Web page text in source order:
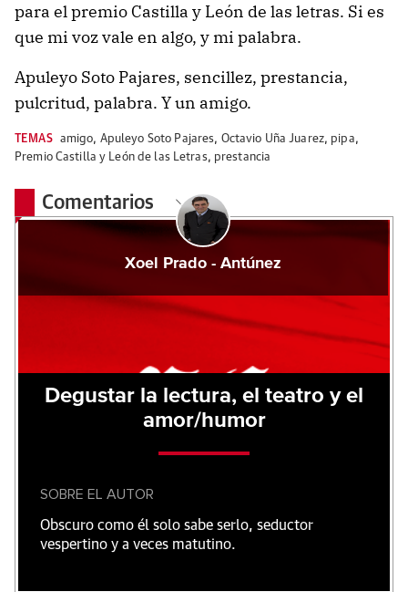
para el premio Castilla y León de las letras. Si es
que mi voz vale en algo, y mi palabra.
Apuleyo Soto Pajares, sencillez, prestancia,
pulcritud, palabra. Y un amigo.
TEMAS amigo, Apuleyo Soto Pajares, Octavio Uña Juarez, pipa,
Premio Castilla y León de las Letras, prestancia
Comentarios
Xoel Prado - Antúnez
Degustar la lectura, el teatro y el
amor/humor
SOBRE EL AUTOR
Obscuro como él solo sabe serlo, seductor
vespertino y a veces matutino.